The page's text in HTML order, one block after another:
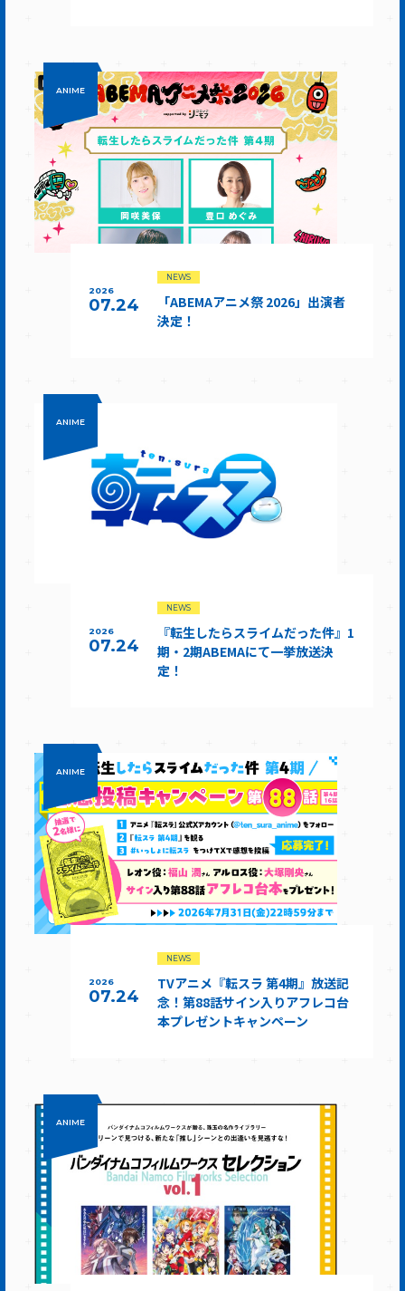
ANIME
2026
07.24
NEWS
「ABEMAアニメ祭 2026」出演者
決定！
ANIME
2026
07.24
NEWS
『転生したらスライムだった件』1
期・2期ABEMAにて一挙放送決
定！
ANIME
2026
07.24
NEWS
TVアニメ『転スラ 第4期』放送記
念！第88話サイン入りアフレコ台
本プレゼントキャンペーン
ANIME